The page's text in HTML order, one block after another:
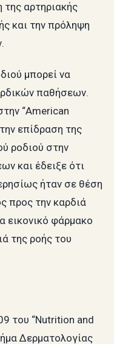
της αρτηριακής
και την πρόληψη
μπορεί να
παθήσεων.
“American
επίδραση της
ροδιού στην
και έδειξε ότι
ήταν σε θέση
προς την καρδιά
εικονικό φάρμακο
της ροής του
του “Nutrition and
Δερματολογίας